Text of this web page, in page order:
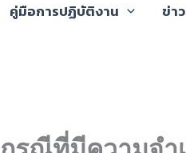
คู่มือการปฏิบัติงาน ข่า